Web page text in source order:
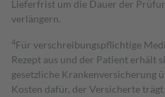
Lieferfrist um die Dauer der
verlängern.
4Für verschreibungspflichtige
Rezept aus und der Patient erhält
gesetzliche Krankenversicherung
Kosten dafür, der Versicherte